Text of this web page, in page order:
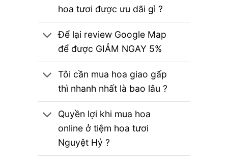
hoa tươi được ưu dãi gì ?
Để lại review Google Map
để được GIẢM NGAY 5%
Tôi cần mua hoa giao gấp
thì nhanh nhất là bao lâu ?
Quyền lợi khi mua hoa
online ở tiệm hoa tươi
Nguyệt Hỷ ?